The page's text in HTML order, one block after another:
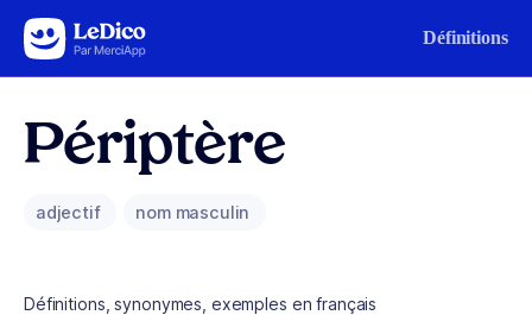
Aller au contenu Définitions
Périptère
adjectif nom masculin
Définitions, synonymes, exemples en français